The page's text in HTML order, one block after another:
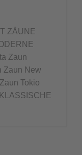
ZÄUNE
Zaun
Zaun New
Tokio